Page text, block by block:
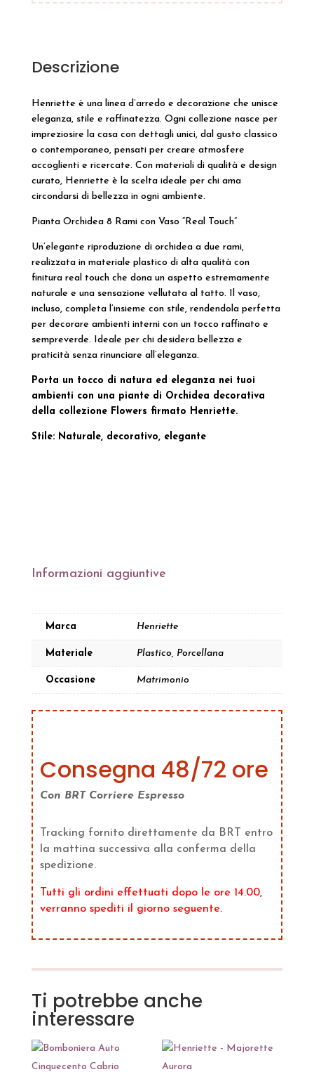
Descrizione
Henriette è una linea d’arredo e decorazione che unisce
eleganza, stile e raffinatezza. Ogni collezione nasce per
impreziosire la casa con dettagli unici, dal gusto classico
o contemporaneo, pensati per creare atmosfere
accoglienti e ricercate. Con materiali di qualità e design
curato, Henriette è la scelta ideale per chi ama
circondarsi di bellezza in ogni ambiente.
Pianta Orchidea 8 Rami con Vaso “Real Touch”
Un’elegante riproduzione di orchidea a due rami,
realizzata in materiale plastico di alta qualità con
finitura real touch che dona un aspetto estremamente
naturale e una sensazione vellutata al tatto. Il vaso,
incluso, completa l’insieme con stile, rendendola perfetta
per decorare ambienti interni con un tocco raffinato e
sempreverde. Ideale per chi desidera bellezza e
praticità senza rinunciare all’eleganza.
Porta un tocco di natura ed eleganza nei tuoi
ambienti con una piante di Orchidea decorativa
della collezione Flowers firmato Henriette.
Stile: Naturale, decorativo, elegante
Informazioni aggiuntive
Marca Henriette
Materiale Plastico, Porcellana
Occasione Matrimonio
Consegna 48/72 ore
Con BRT Corriere Espresso
Tracking fornito direttamente da BRT entro
la mattina successiva alla conferma della
spedizione.
Tutti gli ordini effettuati dopo le ore 14.00,
verranno spediti il giorno seguente.
Ti potrebbe anche
interessare